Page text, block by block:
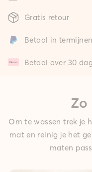
Gratis retour
Betaal in termijnen
Betaal over 30
Zo
Om te wassen trek je
mat en reinig je het
maten